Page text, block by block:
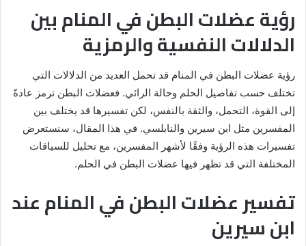
رؤية عضلات البطن في المنام بين
الدلالات النفسية والرمزية
رؤية عضلات البطن في المنام قد تحمل العديد من الدلالات التي
تختلف حسب تفاصيل الحلم وحالة الرائي. فعضلات البطن ترمز عادةً
إلى القوة، التحمل، والثقة بالنفس، لكن تفسيرها قد يختلف بين
المفسرين مثل ابن سيرين والنابلسي. في هذا المقال، سنستعرض
تفسيرات هذه الرؤية وفقًا لأشهر المفسرين، مع تحليل للسياقات
المختلفة التي قد تظهر فيها عضلات البطن في الحلم.
تفسير عضلات البطن في المنام عند
ابن سيرين